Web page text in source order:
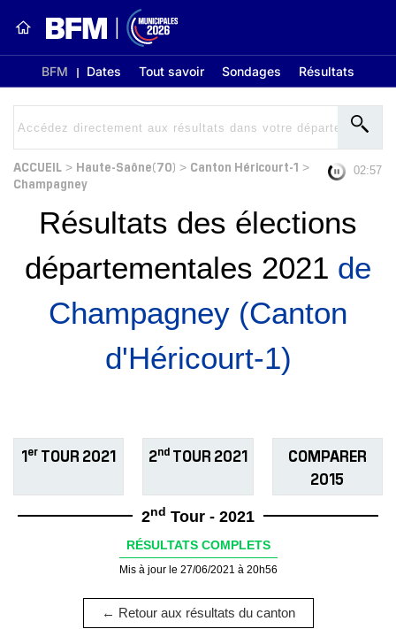
BFM Dates Tout savoir Sondages Résultats
ACCUEIL > Haute-Saône(70) > Canton Héricourt-1 >
Champagney
02:56
Résultats des élections
départementales 2021 de
Champagney (Canton
d'Héricourt-1)
1er TOUR 2021 2ndTOUR 2021
COMPARER
2015
2nd Tour - 2021
RÉSULTATS COMPLETS
Mis à jour le 27/06/2021 à 20h56
← Retour aux résultats du canton